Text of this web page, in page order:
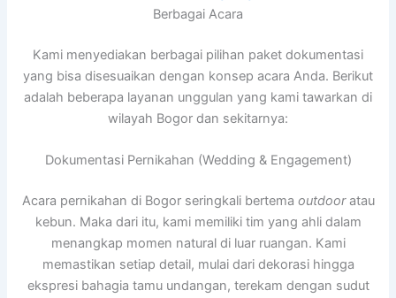
Berbagai Acara
Kami menyediakan berbagai pilihan paket dokumentasi
yang bisa disesuaikan dengan konsep acara Anda. Berikut
adalah beberapa layanan unggulan yang kami tawarkan di
wilayah Bogor dan sekitarnya:
Dokumentasi Pernikahan (Wedding & Engagement)
Acara pernikahan di Bogor seringkali bertema outdooratau
kebun. Maka dari itu, kami memiliki tim yang ahli dalam
menangkap momen natural di luar ruangan. Kami
memastikan setiap detail, mulai dari dekorasi hingga
ekspresi bahagia tamu undangan, terekam dengan sudut